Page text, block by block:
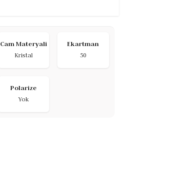
Cam Materyali
Kristal
Ekartman
50
Polarize
Yok